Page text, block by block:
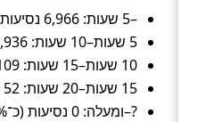
–5 שעות: 6,966 נסיעות (כ־76%).
5 שעות–10 שעות: 1,936 נסיעות (כ־21%).
10 שעות–15 שעות: 109 נסיעות (כ־1%).
15 שעות–20 שעות: 52 נסיעות (כ־1%).
?–ומעלה: 0 נסיעות (כ־0%).